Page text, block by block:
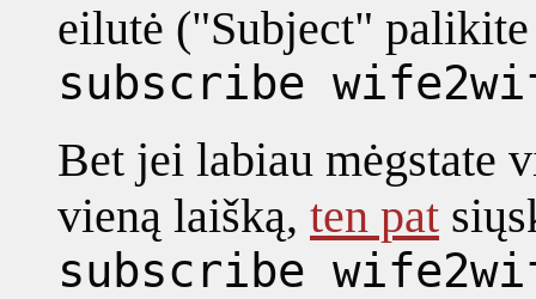
eilutė ("Subject"
subscribe
Bet jei labiau mėgstate
vieną laišką, ten pat
subscribe